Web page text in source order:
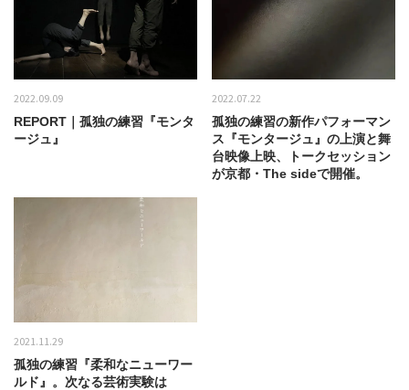
2022.09.09
REPORT｜孤独の練習『モンタ
ージュ』
2022.07.22
孤独の練習の新作パフォーマン
ス『モンタージュ』の上演と舞
台映像上映、トークセッション
が京都・The sideで開催。
2021.11.29
孤独の練習『柔和なニューワー
ルド』。次なる芸術実験は